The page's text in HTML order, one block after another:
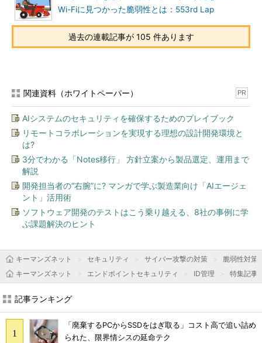
Wi-Fiに見つかった脆弱性とは：553rd Lap
過去の連載記事が 105 件あります
関連資料（ホワイトペーパー） PR
AIシステムのセキュリティを確保するためのプレイブック
リモートコラボレーションを実現する理想の設計開発環境と
は?
3分でわかる「Notes移行」 方針立案から製品選定、運用まで
解説
開発担当者の“右腕”に? マンガで学ぶ製造業向け「AIエージェ
ント」活用術
ソフトウェア開発のテストはこう乗り越える、8社の事例に学
ぶ課題解決のヒント
キーマンズネット セキュリティ サイバー攻撃の対策
脆弱性対策
キーマンズネット
エンドポイントセキュリティ ID管理 特集記事
記事ランキング
「廃棄するPCからSSDをはぎ取る」コスト高で追い詰め
られた、限界情シスの延命テク